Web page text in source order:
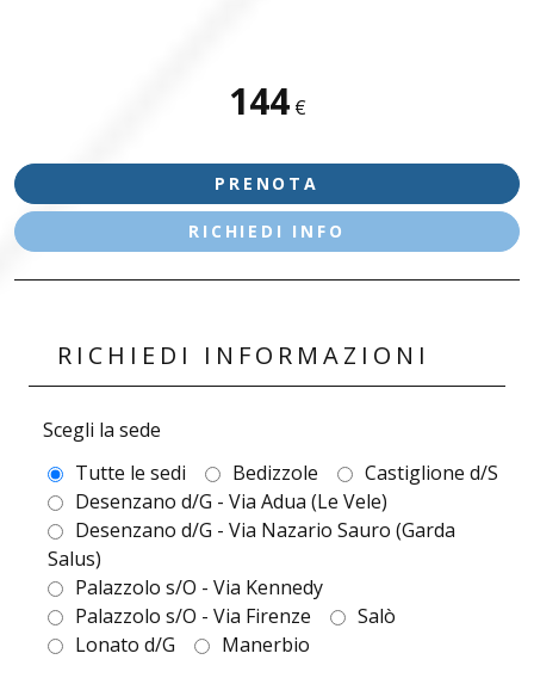
DESENZANO D/G - LE VELE144€
PRENOTA
RICHIEDI INFO
RICHIEDI INFORMAZIONI
Scegli la sede
Tutte le sedi
Bedizzole
Castiglione d/S
Desenzano d/G - Via Adua (Le Vele)
Desenzano d/G - Via Nazario Sauro (Garda
Salus)
Palazzolo s/O - Via Kennedy
Palazzolo s/O - Via Firenze
Salò
Lonato d/G
Manerbio